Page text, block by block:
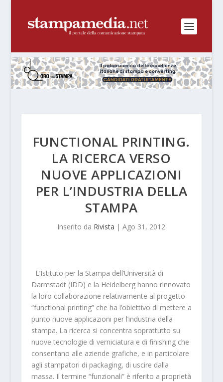
FUNCTIONAL PRINTING.
LA RICERCA VERSO
NUOVE APPLICAZIONI
PER L’INDUSTRIA DELLA
STAMPA
Inserito da Rivista |Ago 31, 2012
L’Istituto per la Stampa dell’Università di
Darmstadt (IDD) e la Heidelberg hanno rinnovato
la loro collaborazione relativamente al progetto
“functional printing” che ha l’obiettivo di mettere a
punto nuove applicazioni per l’industria della
stampa. La ricerca si concentra soprattutto su
nuove tecnologie di verniciatura e di finishing che
consentano alle aziende grafiche, e in particolare
agli stampatori di packaging, di uscire dalla
massa. Il termine “funzionali” è riferito a proprietà